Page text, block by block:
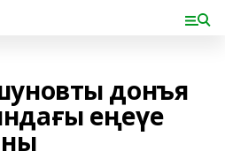
донъя
еңеүе